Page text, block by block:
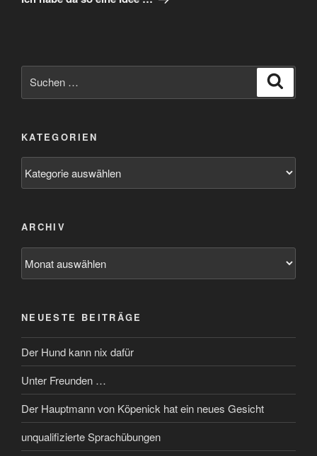
nach:
KATEGORIEN
ARCHIV
NEUESTE BEITRÄGE
Der Hund kann nix dafür
Unter Freunden …
Der Hauptmann von Köpenick hat ein neues Gesicht
unqualifizierte Sprachübungen